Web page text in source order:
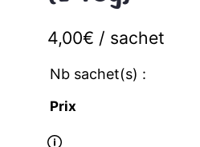
4,00€ sachet
Prix